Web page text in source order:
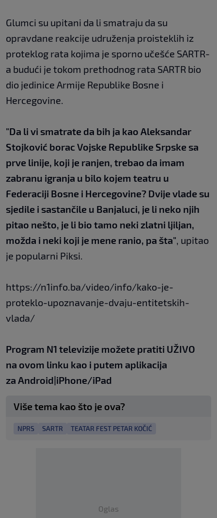
Glumci su upitani da li smatraju da su
opravdane reakcije udruženja proisteklih iz
proteklog rata kojima je sporno učešće SARTR-
a budući je tokom prethodnog rata SARTR bio
dio jedinice Armije Republike Bosne i
Hercegovine.
"Da li vi smatrate da bih ja kao Aleksandar
Stojković borac Vojske Republike Srpske sa
prve linije, koji je ranjen, trebao da imam
zabranu igranja u bilo kojem teatru u
Federaciji Bosne i Hercegovine? Dvije vlade su
sjedile i sastančile u Banjaluci, je li neko njih
pitao nešto, je li bio tamo neki zlatni ljiljan,
možda i neki koji je mene ranio, pa šta", upitao
je popularni Piksi.
https://n1info.ba/video/info/kako-je-
proteklo-upoznavanje-dvaju-entitetskih-
vlada/
Program N1 televizije možete pratiti UŽIVO
na ovom linku kao i putem aplikacija
za Android|iPhone/iPad
Više tema kao što je ova?
NPRS SARTR TEATAR FEST PETAR KOČIĆ
Oglas